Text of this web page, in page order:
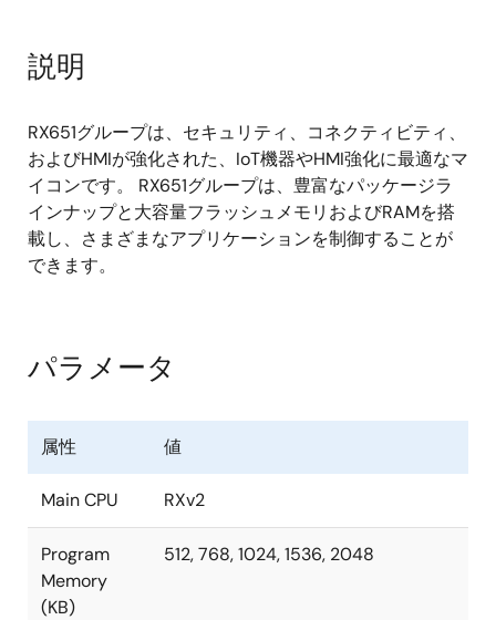
マッチタイマ、8ビットタイマ、RTC
温度センサ
TFT-LCDコントローラと2Dグラフィックエンジン搭
載でユーザインタフェース処理を高速化
セキュリティ
誤書込みを防止する内蔵フラッシュメモリのプ
of-trustを実現
*1 : RXv2コアの代表値
*2: 1.5 MB以上のコードフラッシュを搭載した製品のみ
説明
RX651グループは、セキュリティ、コネクティビティ、
およびHMIが強化された、IoT機器やHMI強化に最適なマ
イコンです。 RX651グループは、豊富なパッケージラ
インナップと大容量フラッシュメモリおよびRAMを搭
載し、さまざまなアプリケーションを制御することが
できます。
パラメータ
属性 値
Main CPU RXv2
Program
Memory
(KB)
512, 768, 1024, 1536, 2048